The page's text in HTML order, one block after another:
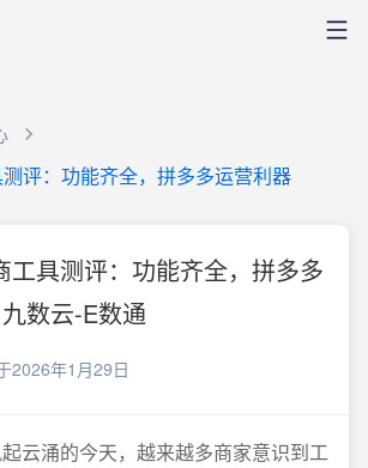
评：功能齐全，拼多多运营利器
工具测评：功能齐全，拼多多
数云-E数通
2026年1月29日
云涌的今天，越来越多商家意识到工